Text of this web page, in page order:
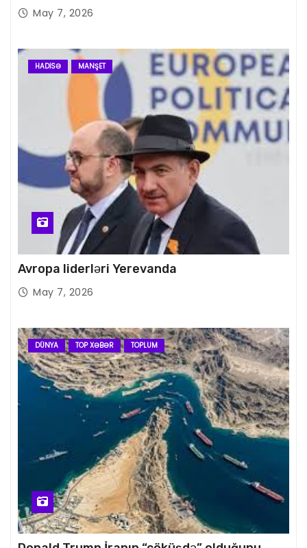
May 7, 2026
HADISƏ MANŞET
Avropa liderləri Yerevanda
May 7, 2026
DÜNYA TOP XƏBƏR TOPLUM